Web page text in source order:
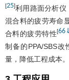
[25]利用路面分析仪
混合料的疲劳寿命
合料的疲劳特性[66
制备的PPA/SBS
量，降低工程成本。